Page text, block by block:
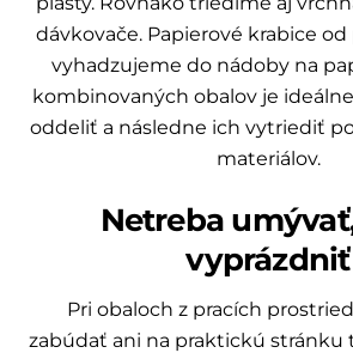
dávkovače. Papierové krabice
vyhadzujeme do nádoby na
kombinovaných obalov je
oddeliť a následne ich vytriediť
materiálov.
Netreba
vyprázdniť
Pri obaloch z pracích
zabúdať ani na praktickú stránku